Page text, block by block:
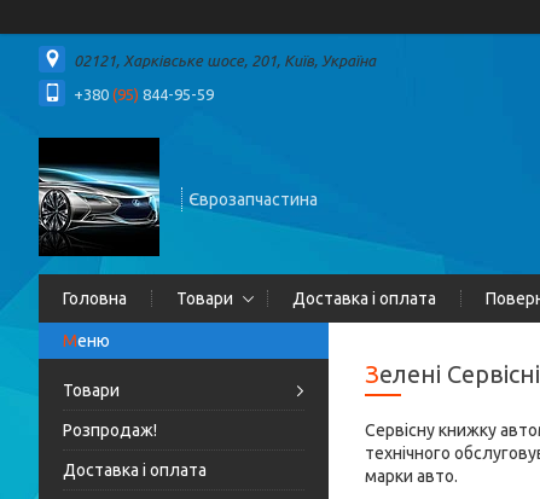
02121, Харківське шосе, 201, Київ, Україна
+380 (95) 844-95-59
Єврозапчастина
Головна Товари Доставка і оплата
Товари
Розпродаж!
Доставка і оплата
Зелені
Сервісну книжку
технічного
марки авто.